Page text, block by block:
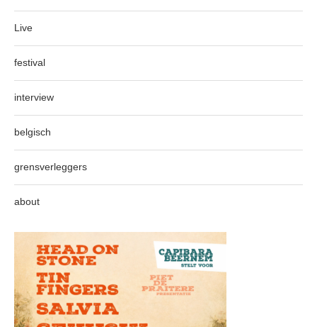
Live
festival
interview
belgisch
grensverleggers
about